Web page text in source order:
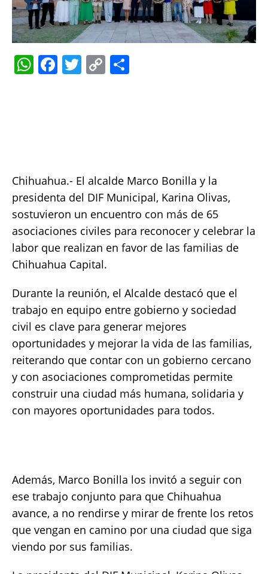
W
p
F
o
k
T C
k
Chihuahua.- El alcalde Marco Bonilla y la
presidenta del DIF Municipal, Karina Olivas,
sostuvieron un encuentro con más de 65
asociaciones civiles para reconocer y celebrar la
labor que realizan en favor de las familias de
Chihuahua Capital.
Durante la reunión, el Alcalde destacó que el
trabajo en equipo entre gobierno y sociedad
civil es clave para generar mejores
oportunidades y mejorar la vida de las familias,
reiterando que contar con un gobierno cercano
y con asociaciones comprometidas permite
construir una ciudad más humana, solidaria y
con mayores oportunidades para todos.
Además, Marco Bonilla los invitó a seguir con
ese trabajo conjunto para que Chihuahua
avance, a no rendirse y mirar de frente los retos
que vengan en camino por una ciudad que siga
viendo por sus familias.